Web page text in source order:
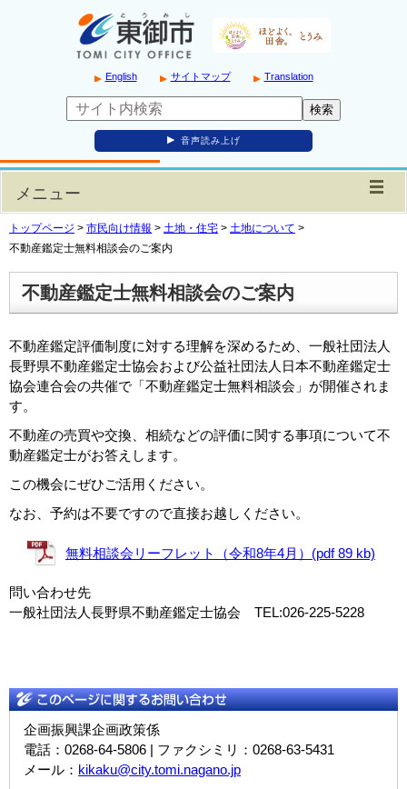
English サイトマップ Translation
音声読み上げ
メニュー
トップページ > 市民向け情報 > 土地・住宅 > 土地について >
不動産鑑定士無料相談会のご案内
不動産鑑定士無料相談会のご案内
不動産鑑定評価制度に対する理解を深めるため、一般社団法人
長野県不動産鑑定士協会および公益社団法人日本不動産鑑定士
協会連合会の共催で「不動産鑑定士無料相談会」が開催されま
す。
不動産の売買や交換、相続などの評価に関する事項について不
動産鑑定士がお答えします。
この機会にぜひご活用ください。
なお、予約は不要ですので直接お越しください。
無料相談会リーフレット（令和8年4月）(pdf 89 kb)
問い合わせ先
一般社団法人長野県不動産鑑定士協会 TEL:026-225-5228
企画振興課企画政策係
電話：0268-64-5806 | ファクシミリ：0268-63-5431
メール： kikaku@city.tomi.nagano.jp